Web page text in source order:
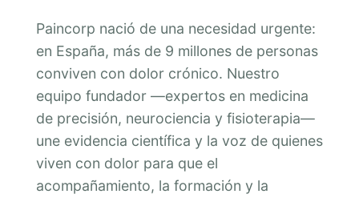
Paincorp nació de una necesidad urgente:
en España, más de 9 millones de personas
conviven con dolor crónico. Nuestro
equipo fundador —expertos en medicina
de precisión, neurociencia y fisioterapia—
une evidencia científica y la voz de quienes
viven con dolor para que el
acompañamiento, la formación y la